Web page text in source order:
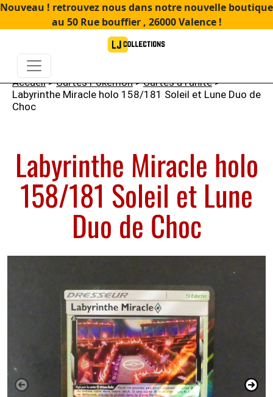
Nouveau ! retrouvez nous dans notre nouvelle boutique
au 50 Rue bouffier , 26000 Valence !
Accueil>Cartes Pokémon>Cartes à l'unité>
Labyrinthe Miracle holo 158/181 Soleil et Lune Duo de
Choc
Labyrinthe Miracle holo
158/181 Soleil et Lune
Duo de Choc